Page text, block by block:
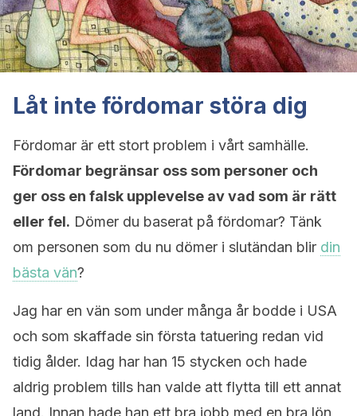
Låt inte fördomar störa dig
Fördomar är ett stort problem i vårt samhälle.
Fördomar begränsar oss som personer och
ger oss en falsk upplevelse av vad som är rätt
eller fel. Dömer du baserat på fördomar? Tänk
om personen som du nu dömer i slutändan blir din
bästa vän?
Jag har en vän som under många år bodde i USA
och som skaffade sin första tatuering redan vid
tidig ålder. Idag har han 15 stycken och hade
aldrig problem tills han valde att flytta till ett annat
land. Innan hade han ett bra jobb med en bra lön